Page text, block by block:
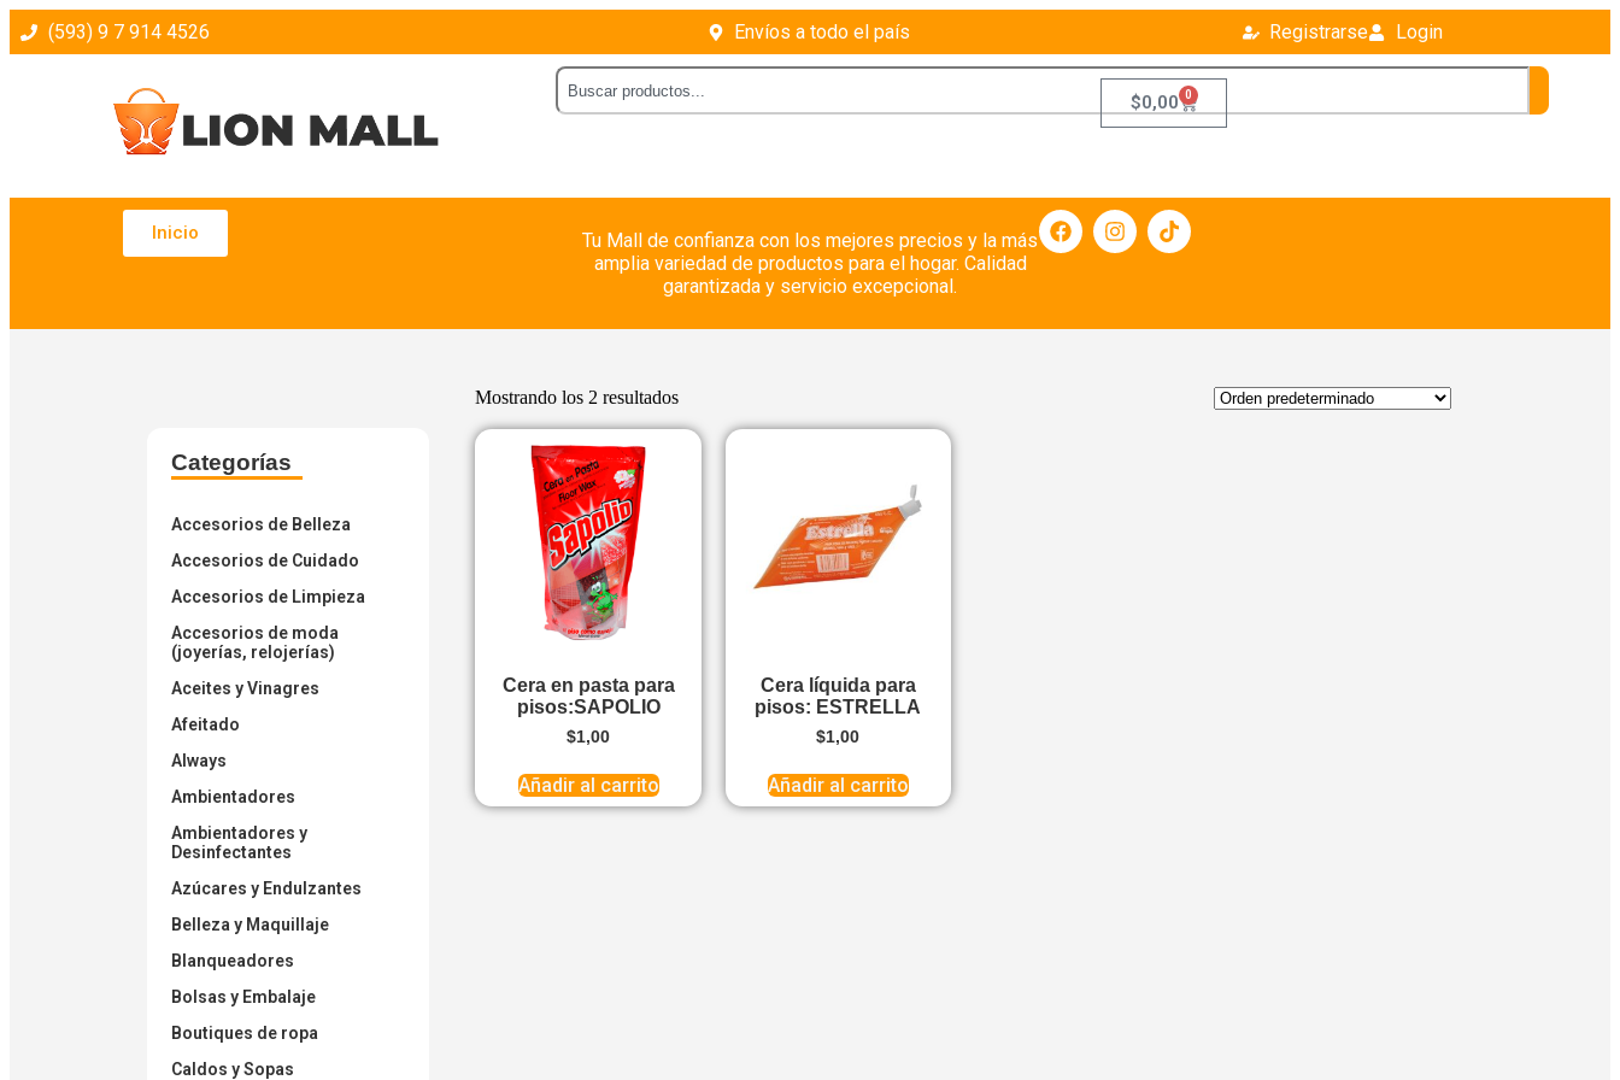
(593) 9 7 914 4526 Envíos a todo el país Registrarse Login
$0,00 0
Inicio
Tu Mall de confianza con los mejores precios y la más
amplia variedad de productos para el hogar. Calidad
garantizada y servicio excepcional.
Categorías
Accesorios de Belleza
Accesorios de Cuidado
Accesorios de Limpieza
Accesorios de moda
(joyerías, relojerías)
Aceites y Vinagres
Afeitado
Always
Ambientadores
Ambientadores y
Desinfectantes
Azúcares y Endulzantes
Belleza y Maquillaje
Blanqueadores
Bolsas y Embalaje
Boutiques de ropa
Caldos y Sopas
Mostrando los 2 resultados
Cera en pasta para
pisos:SAPOLIO
$1,00
Añadir al carrito
Cera líquida para
pisos: ESTRELLA
$1,00
Añadir al carrito